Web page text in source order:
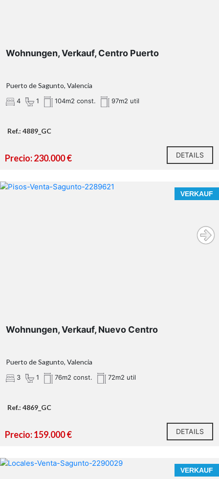
Wohnungen, Verkauf, Centro Puerto
Puerto de Sagunto, Valencia
4 1 104m2 const. 97m2 util
Ref.: 4889_GC
Precio: 230.000 € DETAILS
VERKAUF
Wohnungen, Verkauf, Nuevo Centro
Puerto de Sagunto, Valencia
3 1 76m2 const. 72m2 util
Ref.: 4869_GC
Precio: 159.000 € DETAILS
VERKAUF